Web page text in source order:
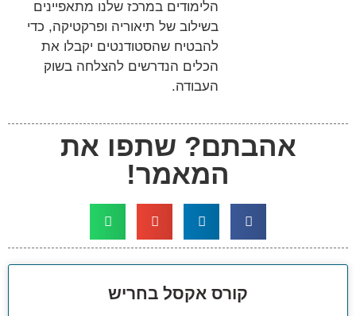
הלימודים במרכז שלנו מתאפיינים
בשילוב של תיאוריה ופרקטיקה, כדי
להבטיח שהסטודנטים יקבלו את
הכלים הנדרשים להצלחה בשוק
העבודה.
אהבתם? שתפו את
המאמר!
קורס אקסל בחריש